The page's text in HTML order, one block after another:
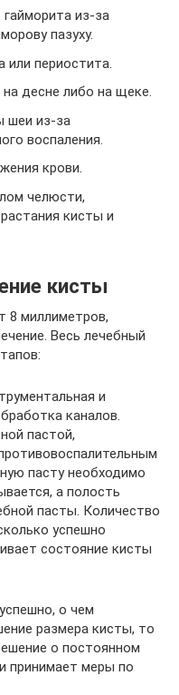
гайморита из-за
пазуху.
или периостита.
десне либо на щеке.
шеи из-за
воспаления.
крови.
челюсти,
кисты и
кисты
8 миллиметров,
Весь лечебный
и
каналов.
пастой,
пасту необходимо
а полость
пасты. Количество
успешно
состояние кисты
о чем
размера кисты, то
о постоянном
принимает меры по